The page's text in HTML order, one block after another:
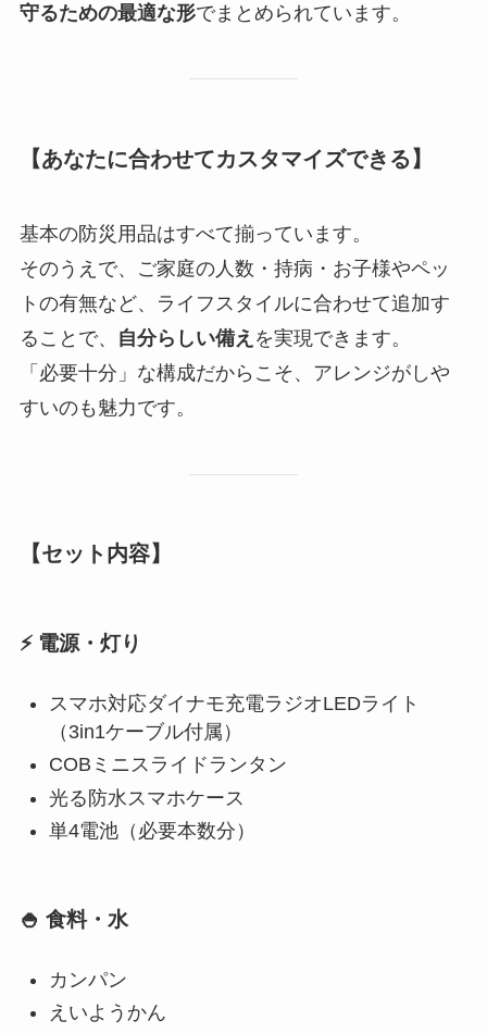
守るための最適な形でまとめられています。
【あなたに合わせてカスタマイズできる】
基本の防災用品はすべて揃っています。
そのうえで、ご家庭の人数・持病・お子様やペッ
トの有無など、ライフスタイルに合わせて追加す
ることで、
自分らしい備え を実現できます。
「必要十分」な構成だからこそ、アレンジがしや
すいのも魅力です。
【セット内容】
⚡ 電源・灯り
スマホ対応ダイナモ充電ラジオLEDライト
（3in1ケーブル付属）
COBミニスライドランタン
光る防水スマホケース
単4電池（必要本数分）
🍚 食料・水
カンパン
えいようかん